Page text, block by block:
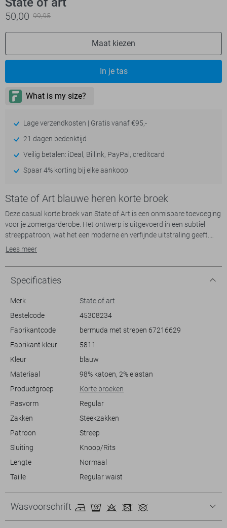
50,00 99,95
Maat kiezen
In je tas
Lage verzendkosten | Gratis vanaf €95,-
21 dagen bedenktijd
Veilig betalen: iDeal, Billink, PayPal, creditcard
Spaar 4% korting bij elke aankoop
State of Art blauwe heren korte broek
Deze casual korte broek van State of Art is een onmisbare toevoeging
voor je zomergarderobe. Het ontwerp is uitgevoerd in een subtiel
streeppatroon, wat het een moderne en verfijnde uitstraling geeft.
Gemaakt van een blend van 98% katoen en 2% elastan, biedt de broek
De regular fit en normale lengte zorgen voor een relaxte pasvorm,
ideaal voor diverse gelegenheden.
Met een knoop- en ritssluiting en handige steekzakken aan de
maakt het een veelzijdig kledingstuk dat makkelijk te combineren is
met een polo of een casual overhemd voor een dagje uit aan het
strand of een informele barbecue. Dankzij de regular waist zit hij altijd
gaat. Met deze korte broek kies je voor eenvoud en kwaliteit die het
merk State of Art kenmerkt.
Lees meer
Specificaties
Merk
State of art
Bestelcode
45308234
Fabrikantcode
bermuda met strepen 67216629
Fabrikant kleur
5811
Kleur
blauw
Materiaal
98% katoen, 2% elastan
Productgroep
Korte broeken
Pasvorm
Regular
Zakken
Steekzakken
Patroon
Streep
Sluiting
Knoop/Rits
Lengte
Normaal
Taille
Regular waist
Wasvoorschrift